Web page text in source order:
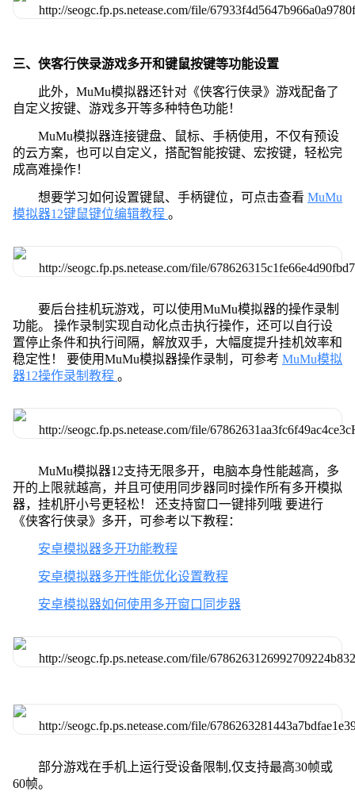
三、侠客行侠录游戏多开和键鼠按键等功能设置
此外，MuMu模拟器还针对《侠客行侠录》游戏配备了
自定义按键、游戏多开等多种特色功能！
MuMu模拟器连接键盘、鼠标、手柄使用，不仅有预设
的云方案，也可以自定义，搭配智能按键、宏按键，轻松完
成高难操作！
想要学习如何设置键鼠、手柄键位，可点击查看 MuMu
模拟器12键鼠键位编辑教程 。
要后台挂机玩游戏，可以使用MuMu模拟器的操作录制
功能。 操作录制实现自动化点击执行操作，还可以自行设
置停止条件和执行间隔，解放双手，大幅度提升挂机效率和
稳定性！ 要使用MuMu模拟器操作录制，可参考 MuMu模拟
器12操作录制教程 。
MuMu模拟器12支持无限多开，电脑本身性能越高，多
开的上限就越高，并且可使用同步器同时操作所有多开模拟
器，挂机肝小号更轻松！ 还支持窗口一键排列哦 要进行
《侠客行侠录》多开，可参考以下教程：
安卓模拟器多开功能教程
安卓模拟器多开性能优化设置教程
安卓模拟器如何使用多开窗口同步器
部分游戏在手机上运行受设备限制,仅支持最高30帧或
60帧。